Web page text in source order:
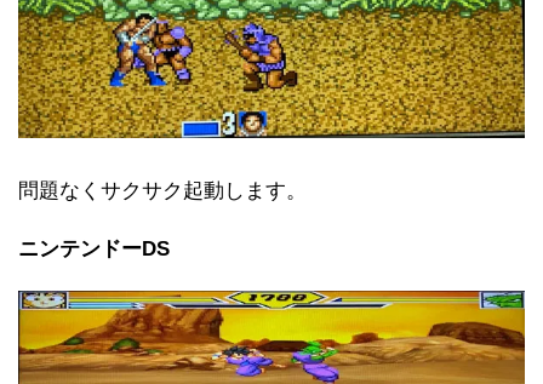
問題なくサクサク起動します。
ニンテンドーDS